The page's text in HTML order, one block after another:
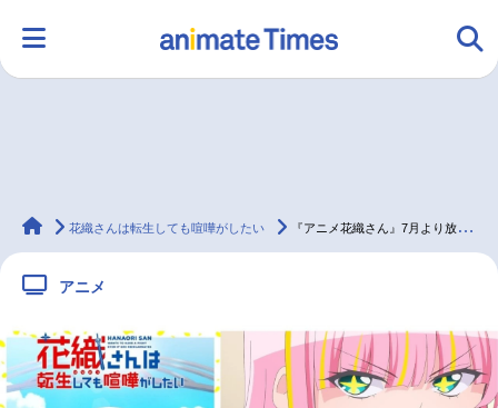
ラジオ みんなの声 グッズ 映画
2.5次元 配信・Vtuber トレンド 無料マンガ
animateTimes
花織さんは転生しても喧嘩がしたい 『アニメ花織さん』7月より放送開始 追加キャストに星希成奏ら
アニメ